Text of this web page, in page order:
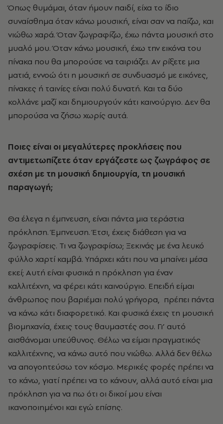
Όπως θυμάμαι, όταν ήμουν παιδί, είχα το ίδιο
συναίσθημα όταν κάνω μουσική, είναι σαν να παίζω, και
νιώθω χαρά. Όταν ζωγραφίζω, έχω πάντα μουσική στο
μυαλό μου. Όταν κάνω μουσική, έχω την εικόνα του
πίνακα που θα μπορούσε να ταιριάζει. Αν ρίξετε μια
ματιά, εννοώ ότι η μουσική σε συνδυασμό με εικόνες,
πίνακες ή ταινίες είναι πολύ δυνατή. Και τα δύο
κολλάνε μαζί και δημιουργούν κάτι καινούργιο. Δεν θα
μπορούσα να ζήσω χωρίς αυτά.
Ποιες είναι οι μεγαλύτερες προκλήσεις που
αντιμετωπίζετε όταν εργάζεστε ως ζωγράφος σε
σχέση με τη μουσική δημιουργία, τη μουσική
παραγωγή;
Θα έλεγα η έμπνευση, είναι πάντα μια τεράστια
πρόκληση. Έμπνευση. Έτσι, έχεις διάθεση για να
ζωγραφίσεις. Τι να ζωγραφίσω; Ξεκινάς με ένα λευκό
φύλλο χαρτί καμβά. Υπάρχει κάτι που να μπαίνει μέσα
εκεί; Αυτή είναι φυσικά η πρόκληση για έναν
καλλιτέχνη, να φέρει κάτι καινούργιο. Επειδή είμαι
άνθρωπος που βαριέμαι πολύ γρήγορα, πρέπει πάντα
να κάνω κάτι διαφορετικό. Και φυσικά έχεις τη μουσική
βιομηχανία, έχεις τους θαυμαστές σου. Γι’ αυτό
αισθάνομαι υπεύθυνος. Θέλω να είμαι πραγματικός
καλλιτέχνης, να κάνω αυτό που νιώθω. Αλλά δεν θέλω
να απογοητεύσω τον κόσμο. Μερικές φορές πρέπει να
το κάνω, γιατί πρέπει να το κάνουν, αλλά αυτό είναι μια
πρόκληση για να πω ότι οι δικοί μου είναι
ικανοποιημένοι και εγώ επίσης.